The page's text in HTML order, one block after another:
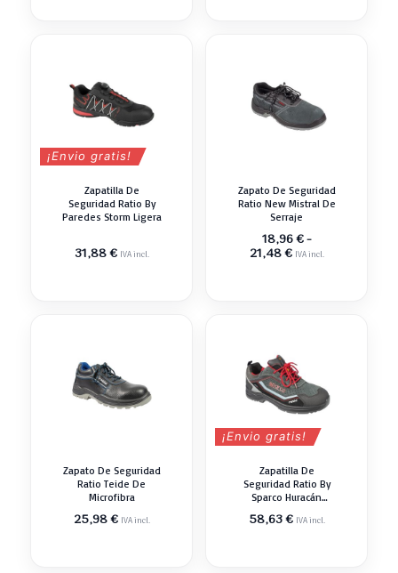
¡Envio gratis!
Zapatilla De
Seguridad Ratio By
Paredes Storm Ligera
31,88€ IVA incl.
Zapato De Seguridad
Ratio New Mistral De
Serraje
18,96€-
21,48€Rango
IVA incl.
Zapato De Seguridad
Ratio Teide De
Microfibra
25,98€ IVA incl.
¡Envio gratis!
Zapatilla De
Seguridad Ratio By
Sparco Huracán
58,63€ IVA incl.